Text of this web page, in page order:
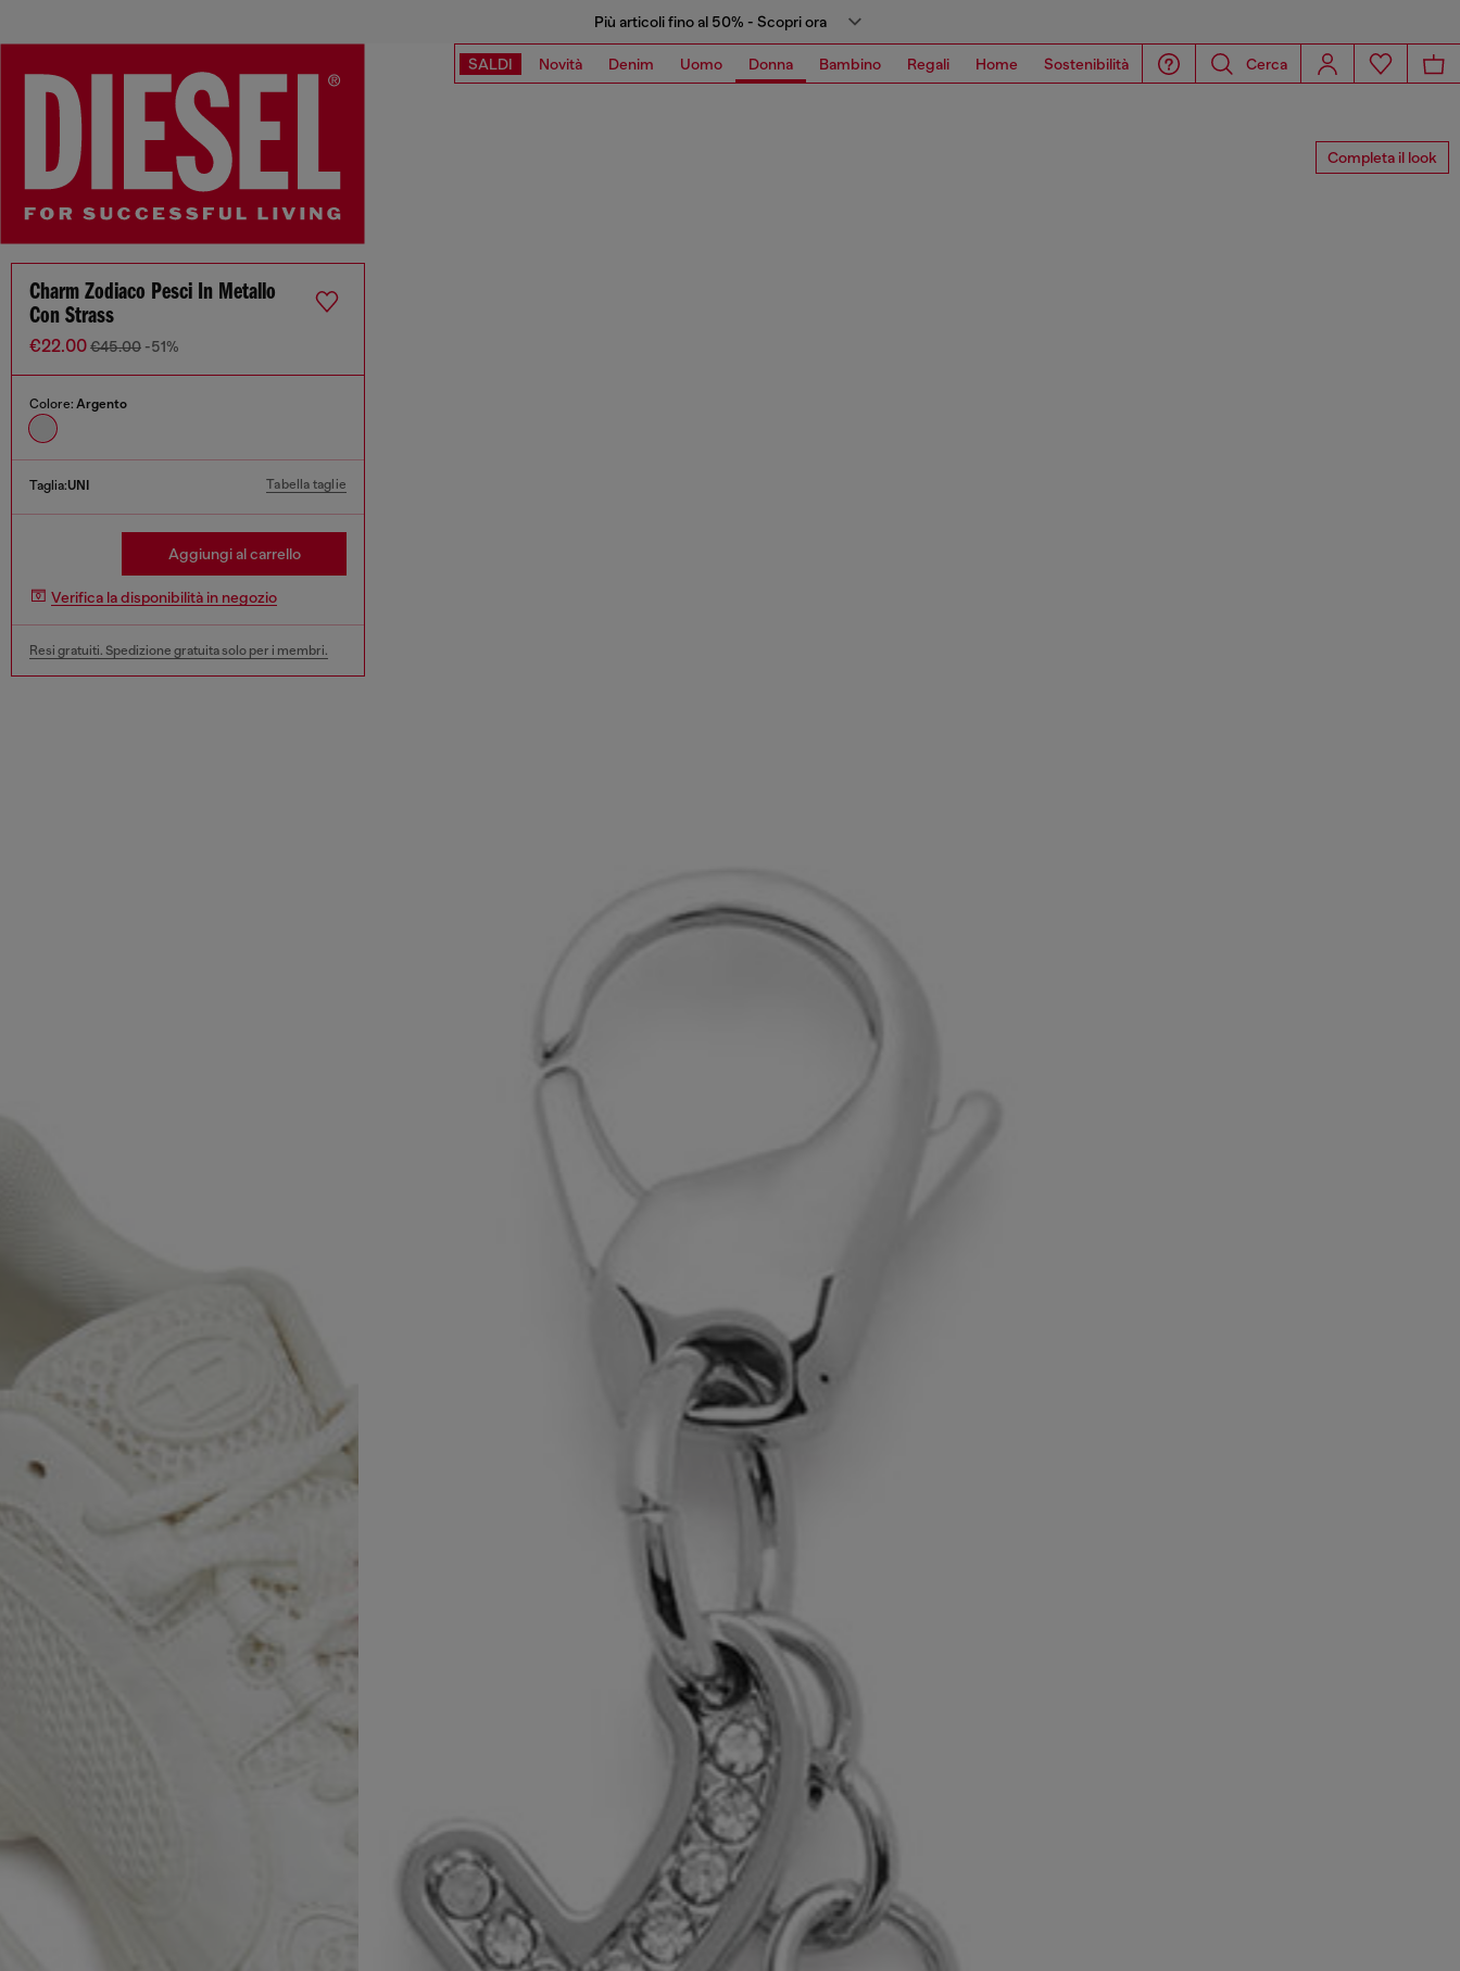
Più articoli fino al 50% - Scopri ora
SALDI Novità Denim Uomo Donna Bambino Regali Home Sostenibilità Cerca
Completa il look
Charm Zodiaco Pesci In Metallo
Con Strass
€22.00€45.00 -51%
Colore: Argento
Taglia:UNI Tabella taglie
Aggiungi al carrello
Verifica la disponibilità in negozio
Resi gratuiti. Spedizione gratuita solo per i membri.